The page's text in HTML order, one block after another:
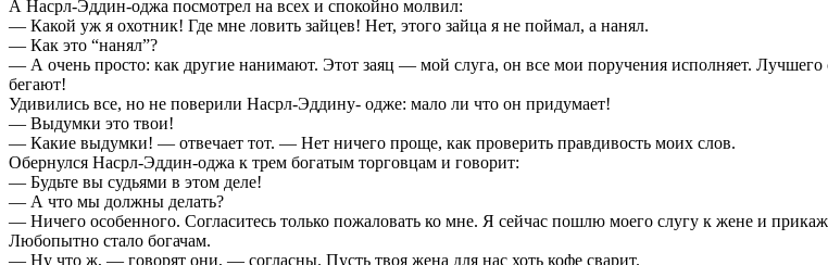
А Насрл-Эддин-оджа посмотрел на всех и спокойно молвил:
— Какой уж я охотник! Где мне ловить зайцев! Нет, этого зайца я не поймал, а нанял.
— Как это “нанял”?
— А очень просто: как другие нанимают. Этот заяц — мой слуга, он все мои поручения исполняет.
бегают!
Удивились все, но не поверили Насрл-Эддину- одже: мало ли что он придумает!
— Выдумки это твои!
— Какие выдумки! — отвечает тот. — Нет ничего проще, как проверить правдивость моих слов.
Обернулся Насрл-Эддин-оджа к трем богатым торговцам и говорит:
— Будьте вы судьями в этом деле!
— А что мы должны делать?
— Ничего особенного. Согласитесь только пожаловать ко мне. Я сейчас пошлю моего слугу к жене и
Любопытно стало богачам.
— Ну что ж, — говорят они, — согласны. Пусть твоя жена для нас хоть кофе сварит.